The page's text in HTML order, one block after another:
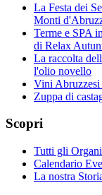
La Festa dei
Monti
Terme e SPA
di Relax
La raccolta
l'olio novello
Vini
Zuppa di
Scopri
Tutti gli
Calendario
La nostra